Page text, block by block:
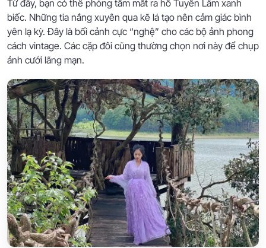
Từ đây, bạn có thể phóng tầm mắt ra hồ Tuyền Lâm xanh
biếc. Những tia nắng xuyên qua kẽ lá tạo nên cảm giác bình
yên lạ kỳ. Đây là bối cảnh cực “nghệ” cho các bộ ảnh phong
cách vintage. Các cặp đôi cũng thường chọn nơi này để chụp
ảnh cưới lãng mạn.